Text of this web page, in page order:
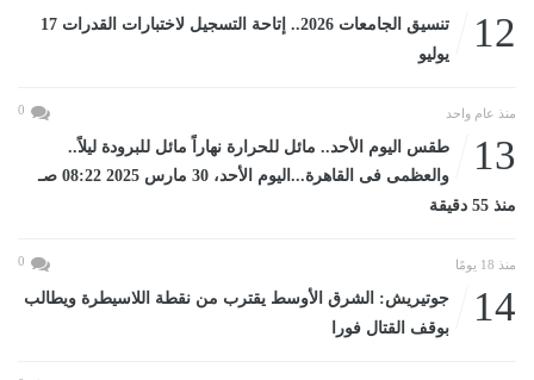
12
تنسيق الجامعات 2026.. إتاحة التسجيل لاختبارات القدرات 17
يوليو
منذ عام واحد 0
13
طقس اليوم الأحد.. مائل للحرارة نهاراً مائل للبرودة ليلاً..
والعظمى فى القاهرة...اليوم الأحد، 30 مارس 2025 08:22 صـ
منذ 55 دقيقة
منذ 18 يومًا 0
14
جوتيريش: الشرق الأوسط يقترب من نقطة اللاسيطرة ويطالب
بوقف القتال فورا